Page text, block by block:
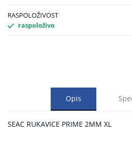
RASPOLOŽIVOST
raspoloživo
Opis
SEAC RUKAVICE PRIME 2MM XL